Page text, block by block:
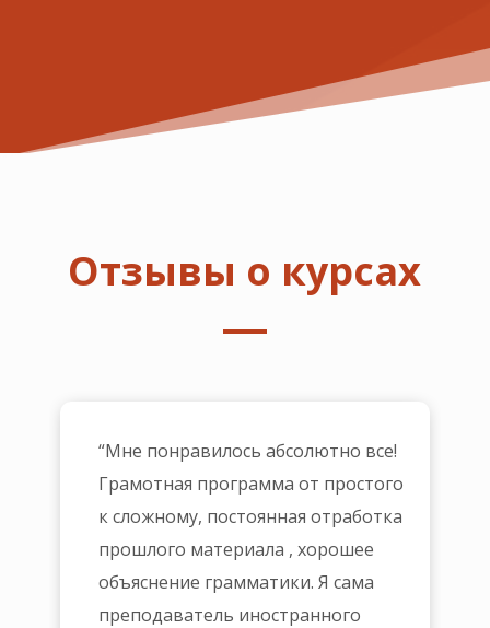
Отзывы о курсах
“Мне понравилось абсолютно все!
Грамотная программа от простого
к сложному, постоянная отработка
прошлого материала , хорошее
объяснение грамматики. Я сама
преподаватель иностранного